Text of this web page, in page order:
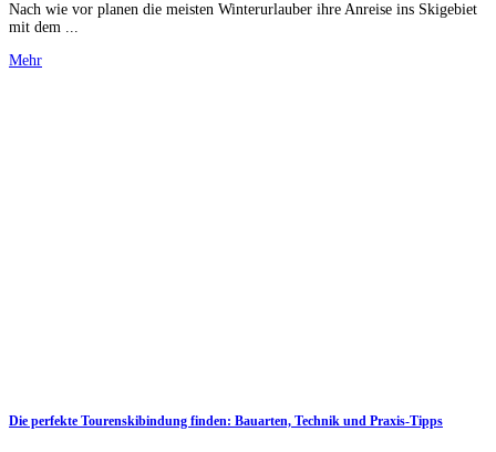
Nach wie vor planen die meisten Winterurlauber ihre Anreise ins Skigebiet
mit dem ...
Mehr
Die perfekte Tourenskibindung finden: Bauarten, Technik und Praxis-Tipps